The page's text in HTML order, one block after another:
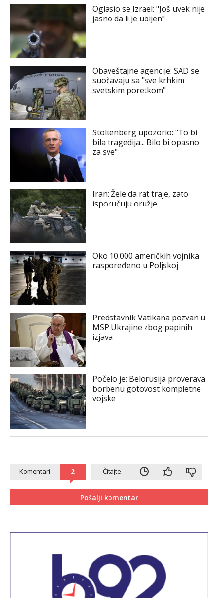
Oglasio se Izrael: "Još uvek nije
jasno da li je ubijen"
Obaveštajne agencije: SAD se
suočavaju sa "sve krhkim
svetskim poretkom"
Stoltenberg upozorio: "To bi
bila tragedija... Bilo bi opasno
za sve"
Iran: Žele da rat traje, zato
isporučuju oružje
Oko 10.000 američkih vojnika
raspoređeno u Poljskoj
Predstavnik Vatikana pozvan u
MSP Ukrajine zbog papinih
izjava
Počelo je: Belorusija proverava
borbenu gotovost kompletne
vojske
Komentari 2 Čitajte
Pošalji komentar